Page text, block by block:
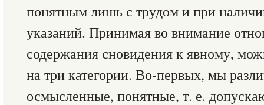
понятным лишь с трудом и при
указаний. Принимая во внимание
содержания сновидения к явному,
на три категории. Во-первых, мы
осмысленные, понятные, т. е.